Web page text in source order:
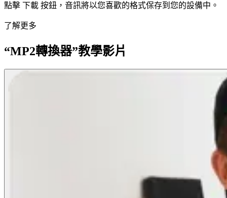
點擊 下載 按鈕，音訊將以您喜歡的格式保存到您的設備中。
了解更多
“MP2轉換器”教學影片